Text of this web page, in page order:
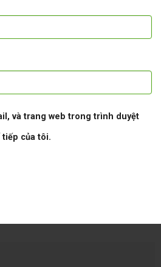
và trang web trong trình duyệt
của tôi.